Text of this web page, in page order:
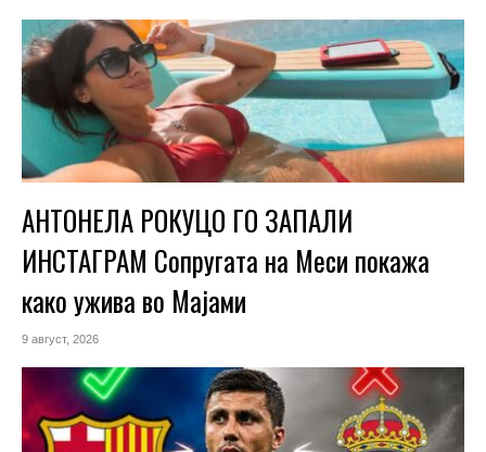
АНТОНЕЛА РОКУЦО ГО ЗАПАЛИ
ИНСТАГРАМ Сопругата на Меси покажа
како ужива во Мајами
9 август, 2026